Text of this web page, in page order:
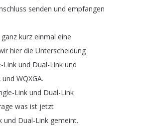
senden und empfangen
ganz kurz einmal eine
hier die Unterscheidung
Link und Dual-Link und
und WQXGA.
Link und Dual-Link
was ist jetzt
und Dual-Link gemeint.